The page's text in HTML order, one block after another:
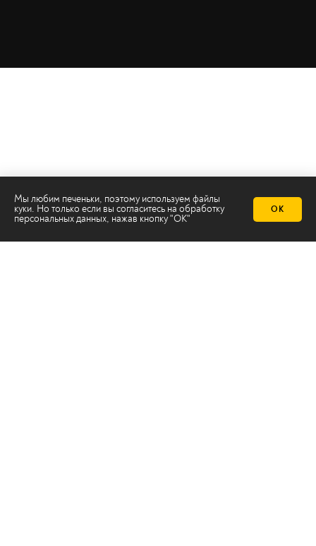
Мы любим печеньки, поэтому используем файлы
куки. Но только если вы согласитесь на обработку
персональных данных, нажав кнопку "ОК"
ОК